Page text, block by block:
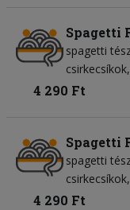
Spagetti
spagetti
csirkecsíkok
4 290 Ft
Spagetti
spagetti
csirkecsíkok
4 290 Ft